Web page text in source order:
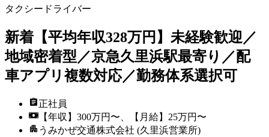
タクシードライバー
新着 【平均年収328万円】未経験歓迎／
地域密着型／京急久里浜駅最寄り／配
車アプリ複数対応／勤務体系選択可
正社員
【年収】300万円〜、【月給】25万円〜
うみかぜ交通株式会社 (久里浜営業所)